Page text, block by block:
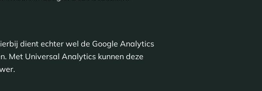
dient echter wel de Google Analytics
Met Universal Analytics kunnen deze